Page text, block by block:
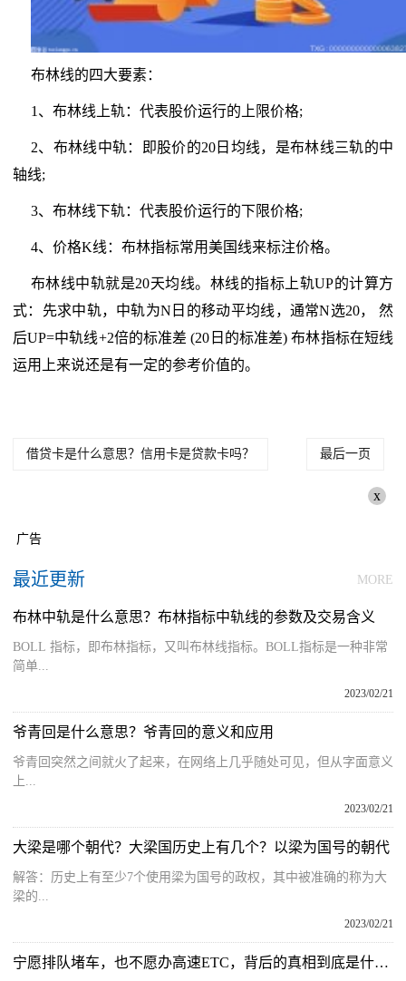
布林线的四大要素：
1、布林线上轨：代表股价运行的上限价格;
2、布林线中轨：即股价的20日均线，是布林线三轨的中
轴线;
3、布林线下轨：代表股价运行的下限价格;
4、价格K线：布林指标常用美国线来标注价格。
布林线中轨就是20天均线。林线的指标上轨UP的计算方
式：先求中轨，中轨为N日的移动平均线，通常N选20， 然
后UP=中轨线+2倍的标准差 (20日的标准差) 布林指标在短线
运用上来说还是有一定的参考价值的。
借贷卡是什么意思？信用卡是贷款卡吗？ 最后一页
x
广告
最近更新 MORE
布林中轨是什么意思？布林指标中轨线的参数及交易含义
BOLL 指标，即布林指标，又叫布林线指标。BOLL指标是一种非常
简单...
2023/02/21
爷青回是什么意思？爷青回的意义和应用
爷青回突然之间就火了起来，在网络上几乎随处可见，但从字面意义
上...
2023/02/21
大梁是哪个朝代？大梁国历史上有几个？以梁为国号的朝代
解答：历史上有至少7个使用梁为国号的政权，其中被准确的称为大
梁的...
2023/02/21
宁愿排队堵车，也不愿办高速ETC，背后的真相到底是什么？